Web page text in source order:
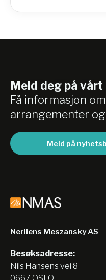
Meld deg på
Få informasjon
arrangementer
Meld på
Nerliens Meszansky AS
Besøksadresse:
Nils Hansens vei 8